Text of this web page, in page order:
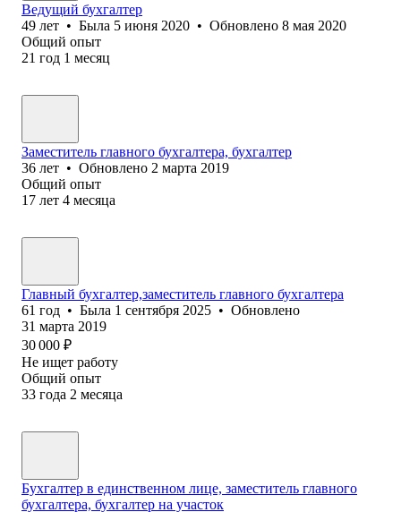
Ведущий бухгалтер
49 лет • Была 5 июня 2020 • Обновлено 8 мая 2020
Общий опыт
21 год 1 месяц
Заместитель главного бухгалтера, бухгалтер
36 лет • Обновлено 2 марта 2019
Общий опыт
17 лет 4 месяца
Главный бухгалтер,заместитель главного бухгалтера
61 год • Была 1 сентября 2025 • Обновлено
31 марта 2019
30 000 ₽
Не ищет работу
Общий опыт
33 года 2 месяца
Бухгалтер в единственном лице, заместитель главного
бухгалтера, бухгалтер на участок